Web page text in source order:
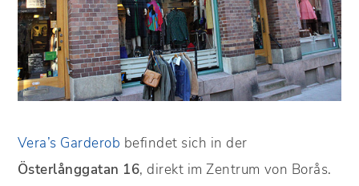
Vera’s Garderob befindet sich in der
Österlånggatan 16, direkt im Zentrum von Borås.